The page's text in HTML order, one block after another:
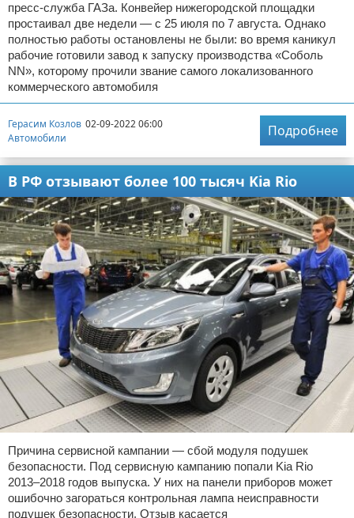
пресс-служба ГАЗа. Конвейер нижегородской площадки
простаивал две недели — с 25 июля по 7 августа. Однако
полностью работы остановлены не были: во время каникул
рабочие готовили завод к запуску производства «Соболь
NN», которому прочили звание самого локализованного
коммерческого автомобиля
Герасим Козлов 02-09-2022 06:00
Автомобили
Подробнее
В РФ отзывают более 100 тысяч Kia Rio
Причина сервисной кампании — сбой модуля подушек
безопасности. Под сервисную кампанию попали Kia Rio
2013–2018 годов выпуска. У них на панели приборов может
ошибочно загораться контрольная лампа неисправности
подушек безопасности. Отзыв касается